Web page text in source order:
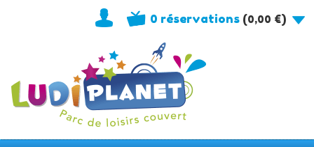
0 réservations(0,00 €)